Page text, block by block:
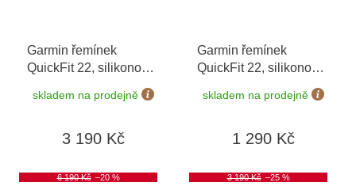
Garmin řemínek
QuickFit 22, silikonový,
skladem na prodejně
3 190 Kč
Garmin řemínek
QuickFit 22, silikonový,
béžový, černá přezka
skladem na prodejně
1 290 Kč
6 190 Kč –20 % 3 190 Kč –25 %